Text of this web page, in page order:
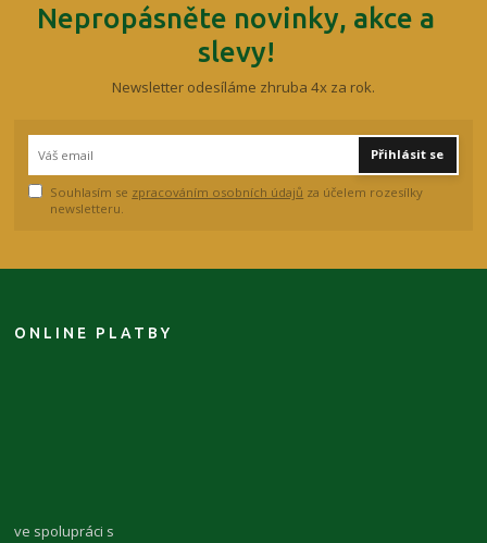
Nepropásněte novinky, akce a
slevy!
Newsletter odesíláme zhruba 4x za rok.
Přihlásit se
Souhlasím se zpracováním osobních údajů za účelem rozesílky
newsletteru.
ONLINE PLATBY
ve spolupráci s